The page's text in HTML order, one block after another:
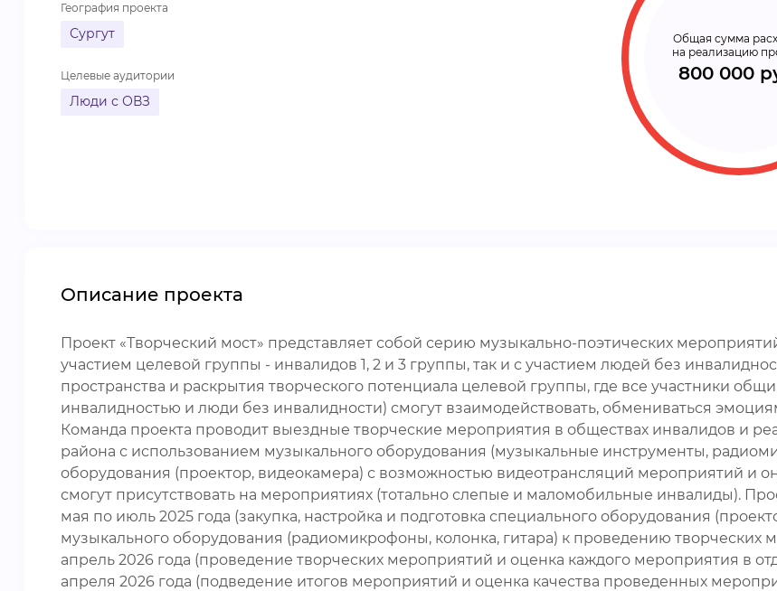
География проекта
Сургут
Целевые аудитории
Люди с ОВЗ
Общая сумма
на реализацию
800 000
Описание проекта
Проект «Творческий мост» представляет собой серию музыкально-поэтических
участием целевой группы - инвалидов 1, 2 и 3 группы, так и с участием людей без
пространства и раскрытия творческого потенциала целевой группы, где все участники
инвалидностью и люди без инвалидности) смогут взаимодействовать, обмениваться
Команда проекта проводит выездные творческие мероприятия в обществах инвалидов и
района с использованием музыкального оборудования (музыкальные инструменты,
оборудования (проектор, видеокамера) с возможностью видеотрансляций мероприятий и
смогут присутствовать на мероприятиях (тотально слепые и маломобильные инвалиды).
мая по июль 2025 года (закупка, настройка и подготовка специального оборудования
музыкального оборудования (радиомикрофоны, колонка, гитара) к проведению творческих
апрель 2026 года (проведение творческих мероприятий и оценка каждого мероприятия в
апреля 2026 года (подведение итогов мероприятий и оценка качества проведенных